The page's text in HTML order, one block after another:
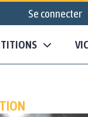
Se connecter